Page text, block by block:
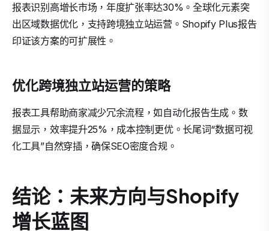
报表识别高增长市场，年度扩张率达30%。全球化元素突
出区域数据优化，支持跨境独立站运营。Shopify Plus报告
印证该方案的可扩展性。
优化跨境独立站运营的策略
报表工具帮助商家减少冗余流程，如自动化报告生成。数
据显示，效率提升25%，成本控制更优。长尾词“数据可视
化工具”自然穿插，确保SEO密度合规。
结论：未来方向与Shopify
增长蓝图